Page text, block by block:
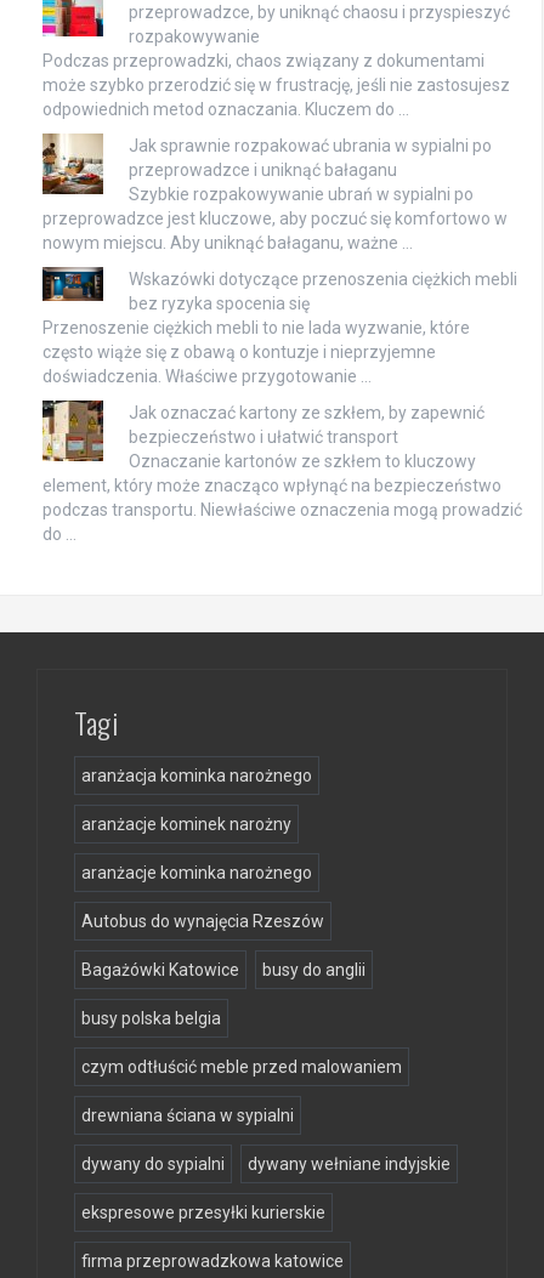
przeprowadzce, by uniknąć chaosu i przyspieszyć
rozpakowywanie
Podczas przeprowadzki, chaos związany z dokumentami
może szybko przerodzić się w frustrację, jeśli nie zastosujesz
odpowiednich metod oznaczania. Kluczem do …
Jak sprawnie rozpakować ubrania w sypialni po
przeprowadzce i uniknąć bałaganu
Szybkie rozpakowywanie ubrań w sypialni po
przeprowadzce jest kluczowe, aby poczuć się komfortowo w
nowym miejscu. Aby uniknąć bałaganu, ważne …
Wskazówki dotyczące przenoszenia ciężkich mebli
bez ryzyka spocenia się
Przenoszenie ciężkich mebli to nie lada wyzwanie, które
często wiąże się z obawą o kontuzje i nieprzyjemne
doświadczenia. Właściwe przygotowanie …
Jak oznaczać kartony ze szkłem, by zapewnić
bezpieczeństwo i ułatwić transport
Oznaczanie kartonów ze szkłem to kluczowy
element, który może znacząco wpłynąć na bezpieczeństwo
podczas transportu. Niewłaściwe oznaczenia mogą prowadzić
do …
Tagi
aranżacja kominka narożnego
aranżacje kominek narożny
aranżacje kominka narożnego
Autobus do wynajęcia Rzeszów
Bagażówki Katowice busy do anglii
busy polska belgia
czym odtłuścić meble przed malowaniem
drewniana ściana w sypialni
dywany do sypialni dywany wełniane indyjskie
ekspresowe przesyłki kurierskie
firma przeprowadzkowa katowice